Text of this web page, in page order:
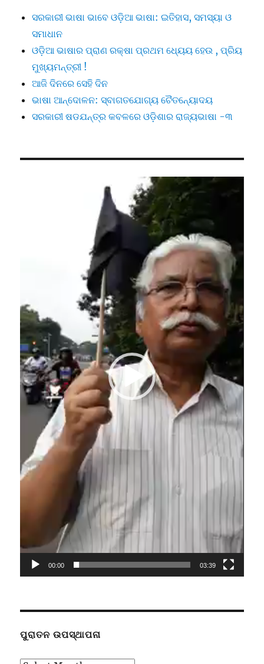
ସରକାରୀ ଭାଷା ଭାବେ ଓଡ଼ିଆ ଭାଷା: ଇତିହାସ, ସମସ୍ୟା ଓ
ସମାଧାନ
ଓଡ଼ିଆ ଭାଷାର ପ୍ରାଣ ରକ୍ଷା ପ୍ରଥମ ଧ୍ୟେୟ ହେଉ , ପ୍ରିୟ
ମୁଖ୍ୟମନ୍ତ୍ରୀ !
ଆଜି ଦିନରେ ସେହି ଦିନ
ଭାଷା ଆନ୍ଦୋଳନ: ସ୍ବାଗତଯୋଗ୍ୟ ଚୈତନ୍ୟୋଦୟ
ସରକାରୀ ଷଡଯନ୍ତ୍ର କବଳରେ ଓଡ଼ିଶାର ରାଜ୍ୟଭାଷା -୩
00:00 03:39
ପୁରାତନ ଉପସ୍ଥାପନା